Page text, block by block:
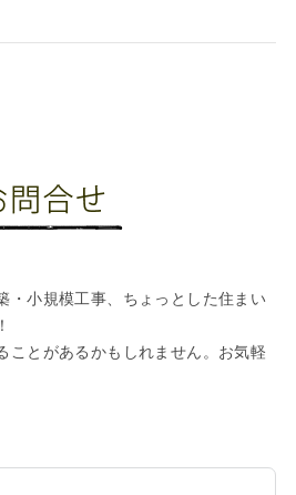
・小規模工事、ちょっとした住まい
ことがあるかもしれません。お気軽